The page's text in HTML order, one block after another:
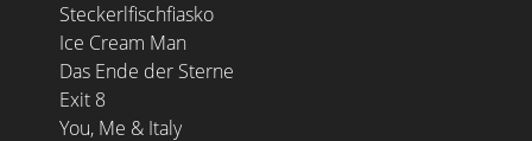
Steckerlfischfiasko
Ice Cream Man
Das Ende der Sterne
Exit 8
You, Me & Italy